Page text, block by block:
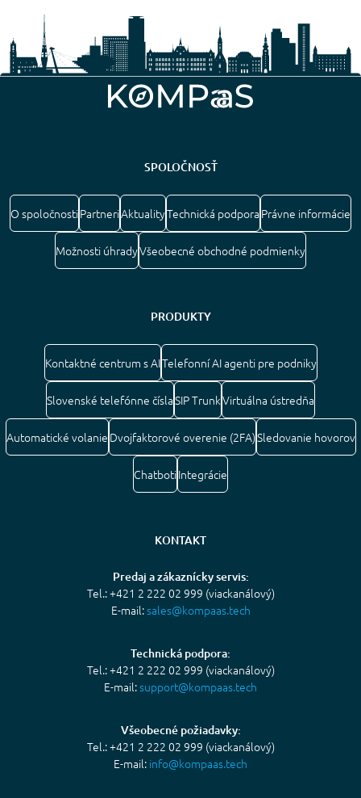
SPOLOČNOSŤ
O spoločnostiPartneriAktualityTechnická podpora Právne informácie
Možnosti úhradyVšeobecné obchodné podmienky
PRODUKTY
Kontaktné centrum s AITelefonní AI agenti pre podniky
Slovenské telefónne číslaSIP TrunkVirtuálna ústredňa
Automatické volanie Dvojfaktorové overenie (2FA)Sledovanie hovorov
ChatbotiIntegrácie
KONTAKT
Predaj a zákaznícky servis:
Tel.: +421 2 222 02 999 (viackanálový)
E-mail:sales@kompaas.tech
Technická podpora:
Tel.: +421 2 222 02 999 (viackanálový)
E-mail:support@kompaas.tech
Všeobecné požiadavky:
Tel.: +421 2 222 02 999 (viackanálový)
E-mail: info@kompaas.tech